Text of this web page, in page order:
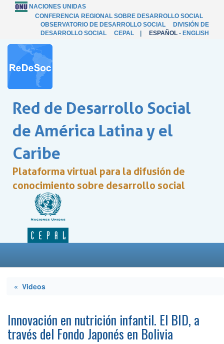
NACIONES UNIDAS
CONFERENCIA REGIONAL SOBRE DESARROLLO SOCIAL
OBSERVATORIO DE DESARROLLO SOCIAL
DIVISIÓN DE
DESARROLLO SOCIAL
CEPAL ESPAÑOL - ENGLISH
Red de Desarrollo Social
de América Latina y el
Caribe
Plataforma virtual para la difusión de
conocimiento sobre desarrollo social
« Videos
Innovación en nutrición infantil. El BID, a
través del Fondo Japonés en Bolivia